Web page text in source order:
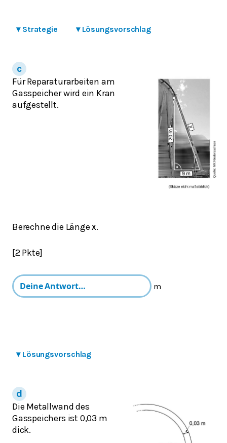
▾ Strategie ▾ Lösungsvorschlag
Für Reparaturarbeiten am
Gasspeicher wird ein Kran
aufgestellt.
Berechne die Längex.
[2 Pkte]
m
▾ Lösungsvorschlag
Die Metallwand des
Gasspeichers ist 0,03 m
dick.